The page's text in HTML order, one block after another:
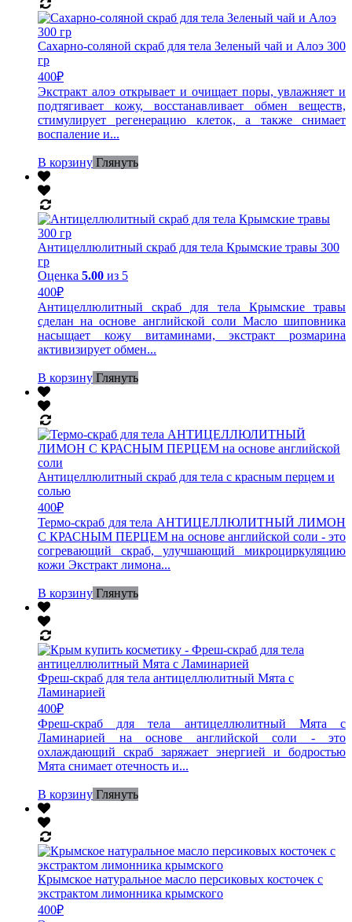
Сахарно-соляной скраб для тела Зеленый чай и Алоэ 300
гр
400₽
Экстракт алоэ открывает и очищает поры, увлажняет и
подтягивает кожу, восстанавливает обмен веществ,
стимулирует регенерацию клеток, а также снимает
воспаление и...
В корзину Глянуть
Антицеллюлитный скраб для тела Крымские травы 300
гр
Оценка 5.00 из 5
400₽
Антицеллюлитный скраб для тела Крымские травы
сделан на основе английской соли Масло шиповника
насыщает кожу витаминами, экстракт розмарина
активизирует обмен...
В корзину Глянуть
Антицеллюлитный скраб для тела с красным перцем и
солью
400₽
Термо-скраб для тела АНТИЦЕЛЛЮЛИТНЫЙ ЛИМОН
С КРАСНЫМ ПЕРЦЕМ на основе английской соли - это
согревающий скраб, улучшающий микроциркуляцию
кожи Экстракт лимона...
В корзину Глянуть
Фреш-скраб для тела антицеллюлитный Мята с
Ламинарией
400₽
Фреш-скраб для тела антицеллюлитный Мята с
Ламинарией на основе английской соли - это
охлаждающий скраб заряжает энергией и бодростью
Мята снимает отечность и...
В корзину Глянуть
Крымское натуральное масло персиковых косточек с
экстрактом лимонника крымского
400₽